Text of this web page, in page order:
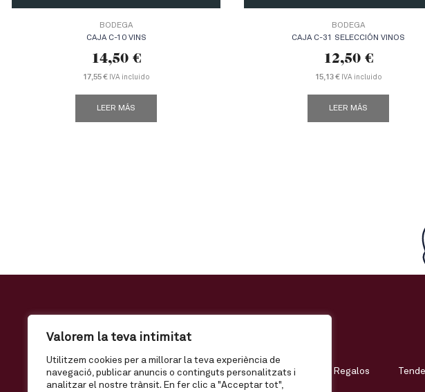
Valorem la teva intimitat
Utilitzem cookies per a millorar la teva experiència de
navegació, publicar anuncis o continguts personalitzats i
analitzar el nostre trànsit. En fer clic a "Acceptar tot",
BODEGA
CAJA C-10 VINS
14,50 €
17,55 €IVA incluido
LEER MÁS
BODEGA
CAJA C-31 SELECCIÓN VINOS
12,50 €
15,13 €IVA incluido
LEER MÁS
Regalos